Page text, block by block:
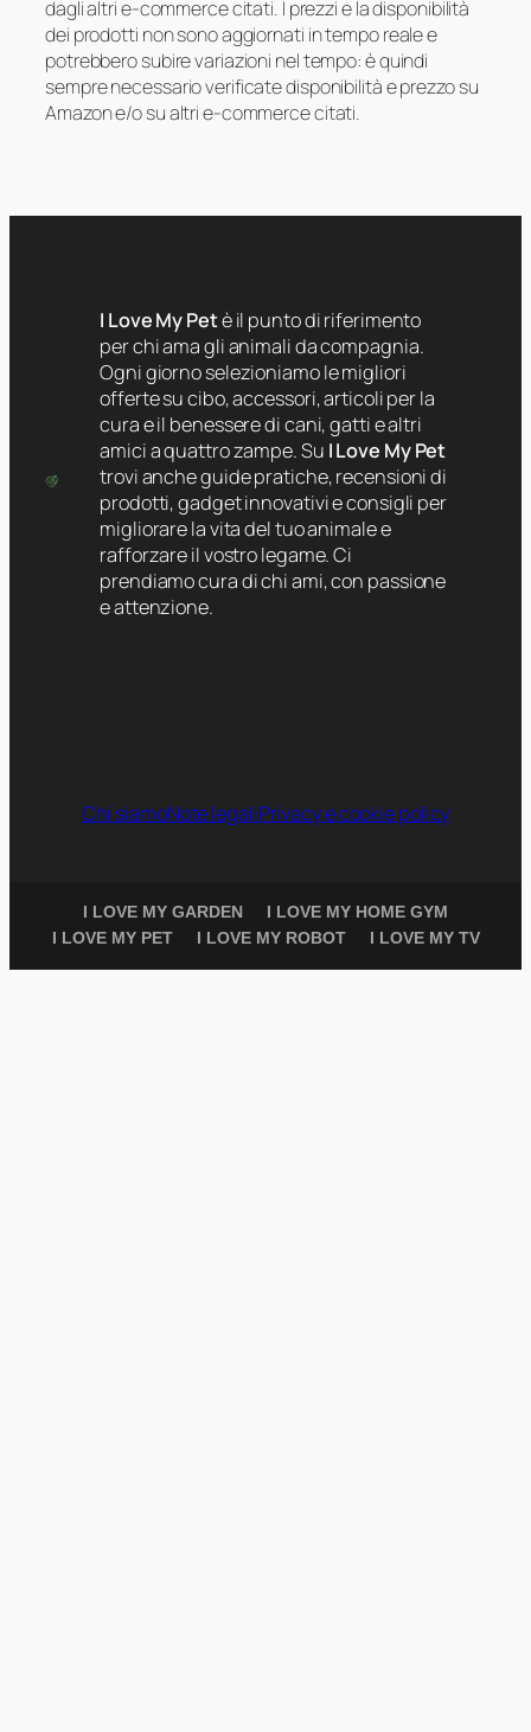
dagli altri e-commerce citati. I prezzi e la disponibilità
dei prodotti non sono aggiornati in tempo reale e
potrebbero subire variazioni nel tempo: è quindi
sempre necessario verificate disponibilità e prezzo su
Amazon e/o su altri e-commerce citati.
I Love My Petè il punto di riferimento
per chi ama gli animali da compagnia.
Ogni giorno selezioniamo le migliori
offerte su cibo, accessori, articoli per la
cura e il benessere di cani, gatti e altri
amici a quattro zampe. Su I Love My Pet
trovi anche guide pratiche, recensioni di
prodotti, gadget innovativi e consigli per
migliorare la vita del tuo animale e
rafforzare il vostro legame. Ci
prendiamo cura di chi ami, con passione
e attenzione.
Chi siamoNote legaliPrivacy e cookie policy
I LOVE MY GARDEN
I LOVE MY HOME GYM
I LOVE MY PET
I LOVE MY ROBOT I LOVE MY TV